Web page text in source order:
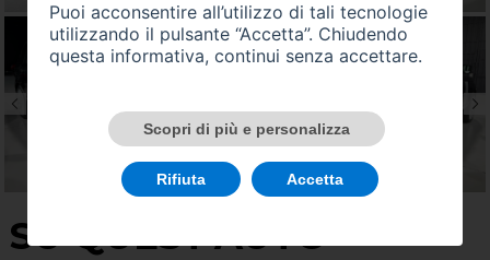
SU QUEST'AUTO
Puoi acconsentire all’utilizzo di tali tecnologie
utilizzando il pulsante “Accetta”. Chiudendo
questa informativa, continui senza accettare.
Scopri di più e personalizza
Rifiuta Accetta